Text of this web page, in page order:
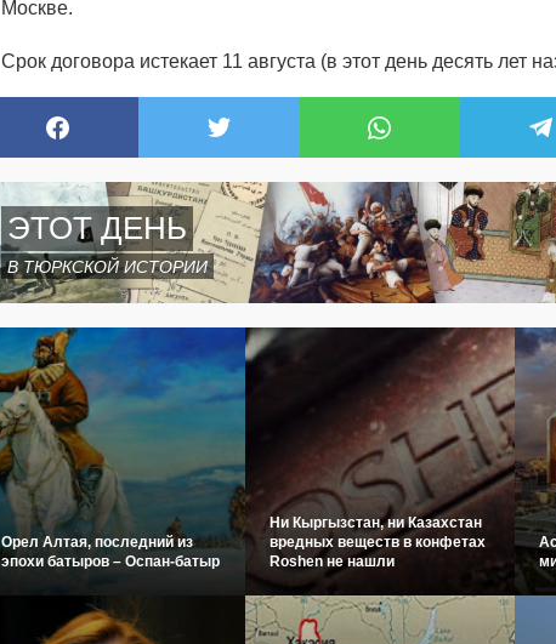
Москве.
Срок договора истекает 11 августа (в этот день десять лет
ЭТОТ ДЕНЬ
В ТЮРКСКОЙ ИСТОРИИ
Орел Алтая, последний из
эпохи батыров – Оспан-батыр
Ни Кыргызстан, ни Казахстан
вредных веществ в конфетах
Roshen не нашли